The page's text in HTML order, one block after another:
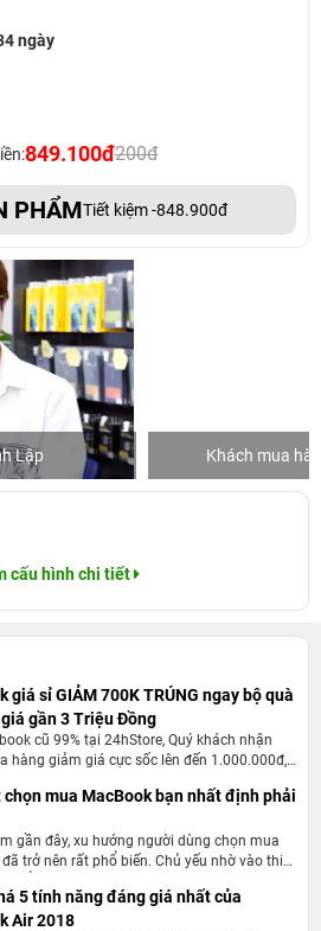
ngày
849.100đ200đ
PHẨMTiết kiệm -848.900đ
Lập Khách mua
cấu hình chi tiết
giá sỉ GIẢM 700K TRÚNG ngay bộ quà
gần 3 Triệu Đồng
cũ 99% tại 24hStore, Quý khách nhận
hàng giảm giá cực sốc lên đến 1.000.000đ,
trong những khách hàng mua được sản
99% giảm giá trực tiếp 700.000đ tại tất
24hStore. Còn chần chừ gì nữa! nhanh
số Hotline: 1900.0351 để đặt trước hoặc
chọn mua MacBook bạn nhất định phải
gần đây, xu hướng người dùng chọn mua
trở nên rất phổ biến. Chủ yếu nhờ vào thiết
tìm mua MacBook cũng không còn khó
vì có khá nhiều cửa hàng bày bán các dòng
5 tính năng đáng giá nhất của
Air 2018